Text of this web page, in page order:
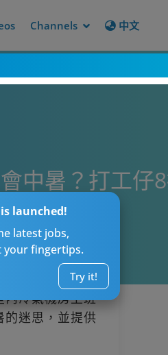
Channels 中文
launched!
latest jobs,
your fingertips.
Try it!
中暑？打工仔
「焫焫焫焫焫
內冷氣機房上班
的迷思，並提供